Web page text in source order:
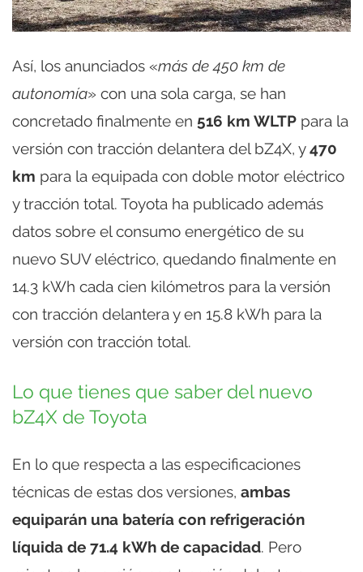
Así, los anunciados «más de 450 km de
autonomía» con una sola carga, se han
concretado finalmente en 516 km WLTP para la
versión con tracción delantera del bZ4X, y470
km para la equipada con doble motor eléctrico
y tracción total. Toyota ha publicado además
datos sobre el consumo energético de su
nuevo SUV eléctrico, quedando finalmente en
14.3 kWh cada cien kilómetros para la versión
con tracción delantera y en 15.8 kWh para la
versión con tracción total.
Lo que tienes que saber del nuevo
bZ4X de Toyota
En lo que respecta a las especificaciones
técnicas de estas dos versiones, ambas
equiparán una batería con refrigeración
líquida de 71.4 kWh de capacidad. Pero